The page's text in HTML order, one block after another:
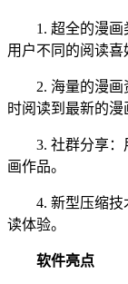
1. 超全的漫画
用户不同的阅读喜
2. 海量的漫画
时阅读到最新的漫
3. 社群分享：
画作品。
4. 新型压缩技术
读体验。
软件亮点